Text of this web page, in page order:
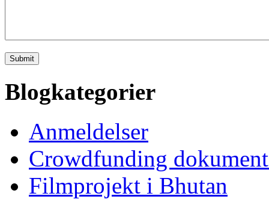
Blogkategorier
Anmeldelser
Crowdfunding
Filmprojekt i Bhutan